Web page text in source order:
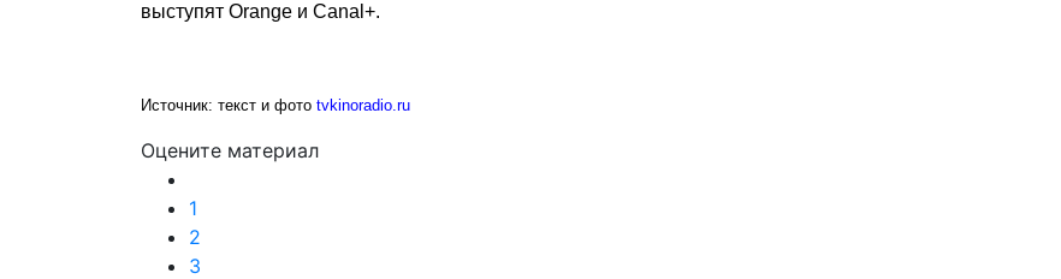
выступят Orange и Canal+.
Источник: текст и фото tvkinoradio.ru
Оцените материал
1
2
3